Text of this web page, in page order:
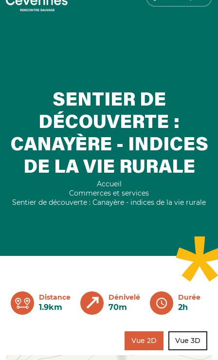
SENTIER DE
DÉCOUVERTE :
CANAYÈRE - INDICES
DE LA VIE RURALE
Accueil
Commerces et services
Sentier de découverte : Canayère - indices de la vie rurale
Distance
1.9km
Dénivelé
70m
Durée
2h
Vue 2D Vue 3D